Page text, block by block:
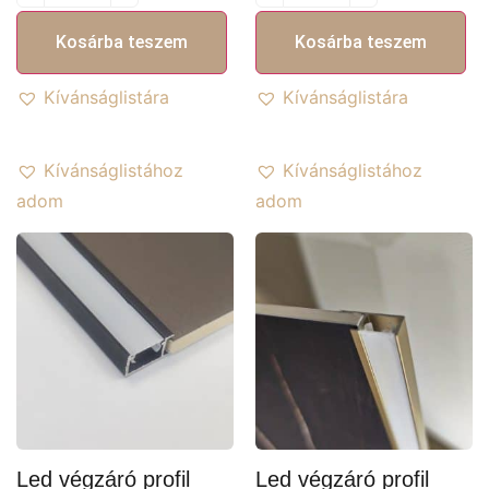
Kosárba teszem
Kívánságlistára
Kívánságlistához
adom
Kosárba teszem
Kívánságlistára
Kívánságlistához
adom
Led végzáró profil
Led végzáró profil